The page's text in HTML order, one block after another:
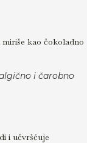
kao čokoladno
i čarobno
i učvršćuje